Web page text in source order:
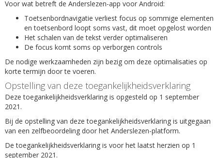
Voor wat betreft de Anderslezen-app voor Android:
Toetsenbordnavigatie verliest focus op sommige elementen
en toetsenbord loopt soms vast, dit moet opgelost worden
Het schalen van de tekst verder optimaliseren
De focus komt soms op verborgen controls
De nodige werkzaamheden zijn bezig om deze optimalisaties op
korte termijn door te voeren.
Opstelling van deze toegankelijkheidsverklaring
Deze toegankelijkheidsverklaring is opgesteld op 1 september
2021.
Bij de opstelling van deze toegankelijkheidsverklaring is uitgegaan
van een zelfbeoordeling door het Anderslezen-platform.
De toegankelijkheidsverklaring is voor het laatst herzien op 1
september 2021.